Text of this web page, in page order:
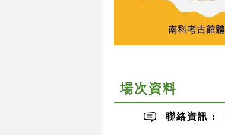
場次資料
聯絡資訊 :